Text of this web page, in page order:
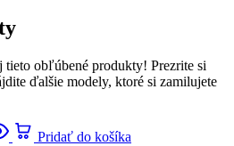
obľúbené produkty! Prezrite si
ďalšie modely, ktoré si zamilujete
Pridať do košíka